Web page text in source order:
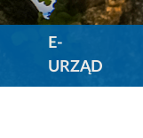
E-
URZĄD